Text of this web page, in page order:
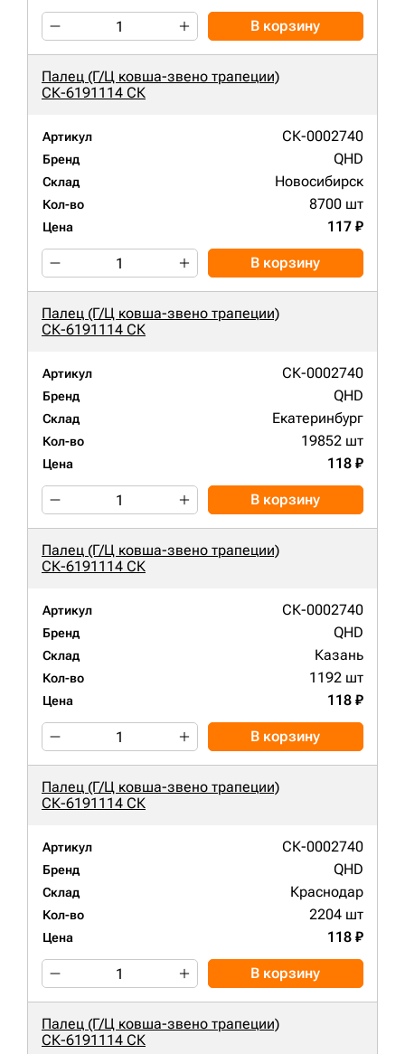
В корзину
Палец (Г/Ц ковша-звено трапеции)
СК-6191114 СК
Артикул СК-0002740
Бренд QHD
Склад Новосибирск
Кол-во 8700 шт
Цена 117 ₽
В корзину
Палец (Г/Ц ковша-звено трапеции)
СК-6191114 СК
Артикул СК-0002740
Бренд QHD
Склад Екатеринбург
Кол-во 19852 шт
Цена 118 ₽
В корзину
Палец (Г/Ц ковша-звено трапеции)
СК-6191114 СК
Артикул СК-0002740
Бренд QHD
Склад Казань
Кол-во 1192 шт
Цена 118 ₽
В корзину
Палец (Г/Ц ковша-звено трапеции)
СК-6191114 СК
Артикул СК-0002740
Бренд QHD
Склад Краснодар
Кол-во 2204 шт
Цена 118 ₽
В корзину
Палец (Г/Ц ковша-звено трапеции)
СК-6191114 СК